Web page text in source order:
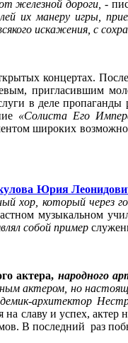
железной дороги, -
их манеру игры,
искажения, с
концертах.
пригласившим
в деле
«Солиста Его
широких
Юрия
хор, который через
музыкальном
собой пример
актера, народного
актером, но
архитектор
на славу и успех, актер
В последний раз